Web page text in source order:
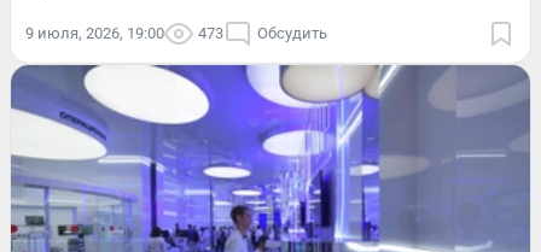
9 июля, 2026, 19:00 473 Обсудить